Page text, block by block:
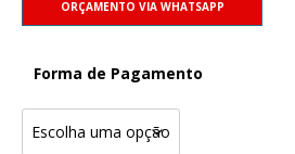
ORÇAMENTO VIA WHATSAPP
Forma de Pagamento